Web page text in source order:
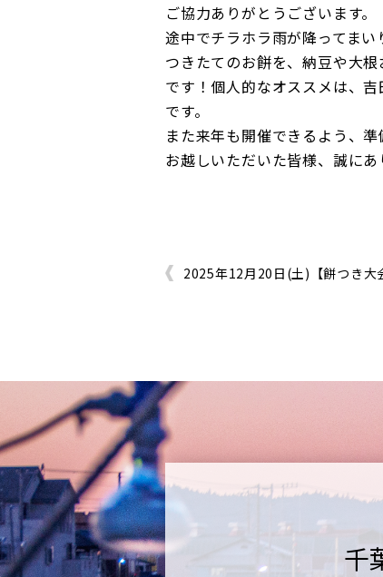
ご協力ありがとうございます。
途中でチラホラ雨が降ってま
つきたてのお餅を、納豆や大
です！個人的なオススメは、
です。
また来年も開催できるよう、
お越しいただいた皆様、誠にあ
2025年12月20日(土)【餅つき大
千